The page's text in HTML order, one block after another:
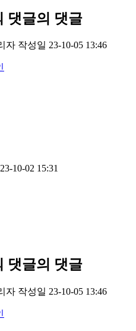
댓글의 댓글
자 작성일 23-10-05 13:46
23-10-02 15:31
댓글의 댓글
자 작성일 23-10-05 13:46